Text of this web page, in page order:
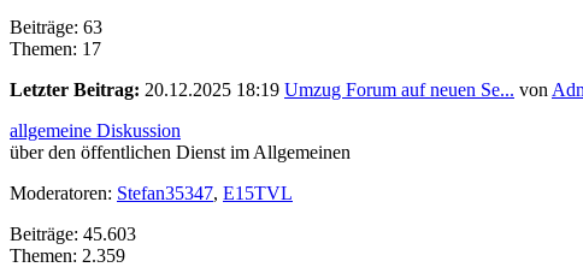
Beiträge: 63
Themen: 17
Letzter Beitrag: 20.12.2025 18:19 Umzug Forum auf neuen Se... von
allgemeine Diskussion
über den öffentlichen Dienst im Allgemeinen
Moderatoren: Stefan35347, E15TVL
Beiträge: 45.603
Themen: 2.359